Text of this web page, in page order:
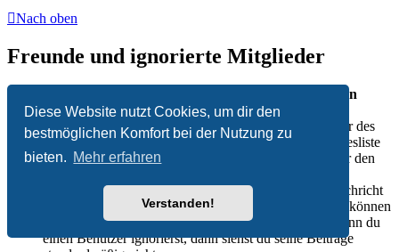
Diese Website nutzt Cookies, um dir den
bestmöglichen Komfort bei der Nutzung zu
bieten. Mehr erfahren
Verstanden!
Nach oben
Freunde und ignorierte Mitglieder
Wozu benötige ich die Listen der Freunde und ignorierten
Mitglieder?
Du kannst diese Listen benutzen, um andere Mitglieder des
Boards zu verwalten. Mitglieder, die du deiner Freundesliste
hinzufügst, werden in deinem persönlichen Bereich für den
Onlinestatus und kannst ihnen schnell eine Private Nachricht
senden. Abhängig von dem Style, den du verwendest, können
Beiträge deiner Freunde auch hervorgehoben sein. Wenn du
einen Benutzer ignorierst, dann siehst du seine Beiträge